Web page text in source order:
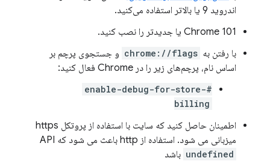
اندروید 9 یا بالاتر استفاده می‌کنید.
Chrome 101 یا جدیدتر را نصب کنید.
با رفتن به chrome://flags و جستجوی پرچم بر
اساس نام، پرچم‌های زیر را در Chrome فعال کنید:
#enable-debug-for-store-
billing
اطمینان حاصل کنید که سایت با استفاده از پروتکل https
میزبانی می شود. استفاده از http باعث می شود که API
undefined باشد